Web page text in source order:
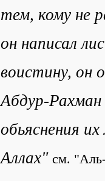
тем, кому не
он написал
воистину, он
Абдур-Рахман
обьяснения
Аллах" см.